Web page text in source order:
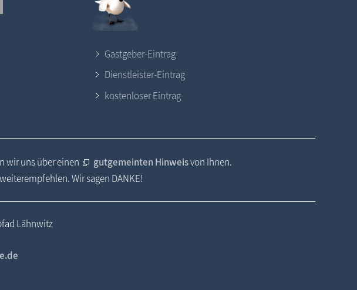
Gastgeber-Eintrag
Dienstleister-Eintrag
kostenloser Eintrag
wir uns über einen gutgemeinten Hinweisvon Ihnen.
Wir sagen DANKE!
Lähnwitz